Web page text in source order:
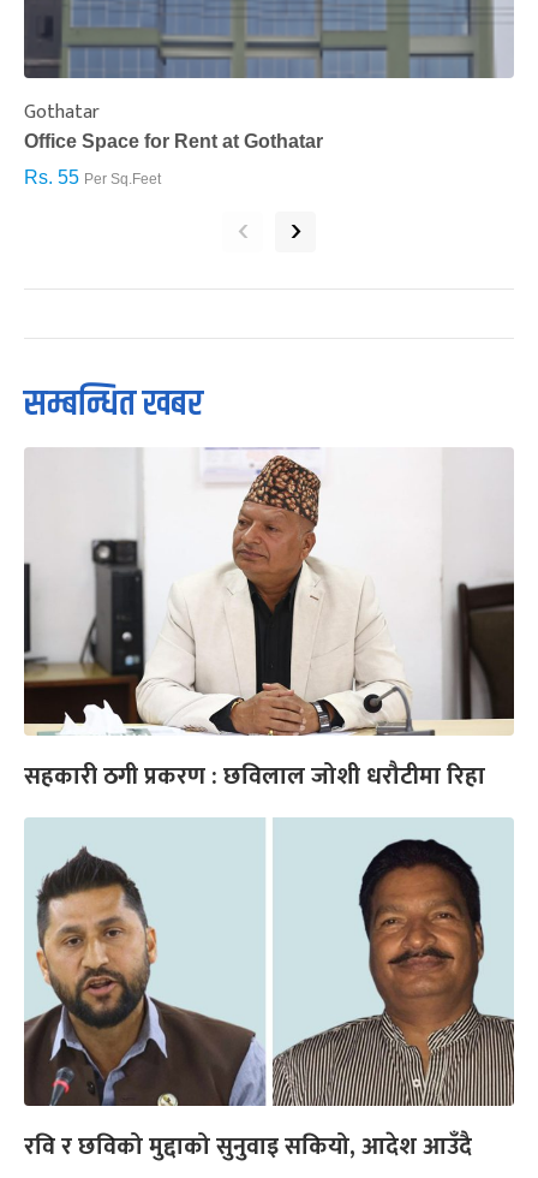
Gothatar
Office Space for Rent at Gothatar
Rs. 55 Per Sq.Feet
‹ ›
सम्बन्धित खबर
सहकारी ठगी प्रकरण : छविलाल जोशी धरौटीमा रिहा
रवि र छविको मुद्दाको सुनुवाइ सकियो, आदेश आउँदै